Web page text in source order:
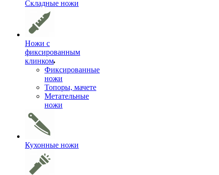
Складные ножи
Ножи с
фиксированным
клинком
Фиксированные
ножи
Топоры, мачете
Метательные
ножи
Кухонные ножи